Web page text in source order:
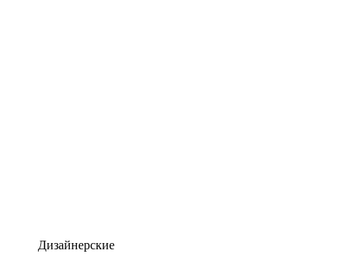
Дизайнерские